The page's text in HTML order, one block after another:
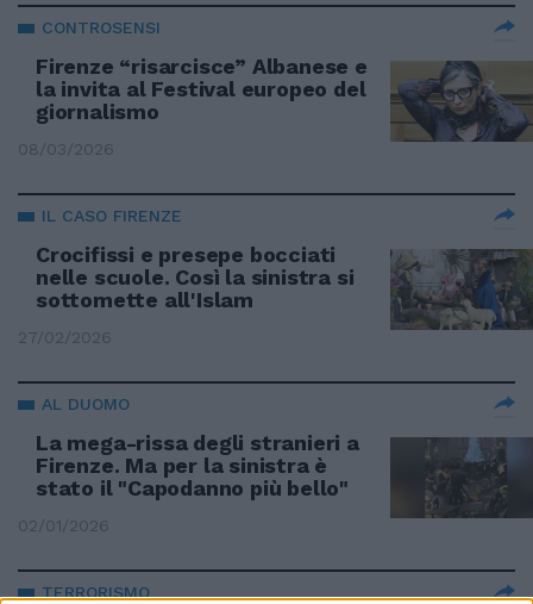
CONTROSENSI
Firenze “risarcisce” Albanese e
la invita al Festival europeo del
giornalismo
08/03/2026
IL CASO FIRENZE
Crocifissi e presepe bocciati
nelle scuole. Così la sinistra si
sottomette all'Islam
27/02/2026
AL DUOMO
La mega-rissa degli stranieri a
Firenze. Ma per la sinistra è
stato il "Capodanno più bello"
02/01/2026
TERRORISMO